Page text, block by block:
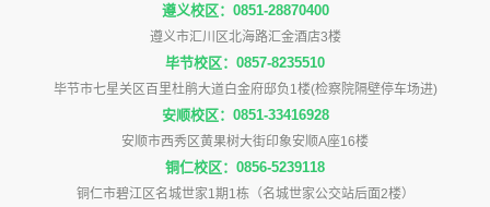
遵义校区：0851-28870400
遵义市汇川区北海路汇金酒店3楼
毕节校区：0857-8235510
毕节市七星关区百里杜鹃大道白金府邸负1楼(检察院隔壁停车场进)
安顺校区：0851-33416928
安顺市西秀区黄果树大街印象安顺A座16楼
铜仁校区：0856-5239118
铜仁市碧江区名城世家1期1栋（名城世家公交站后面2楼）